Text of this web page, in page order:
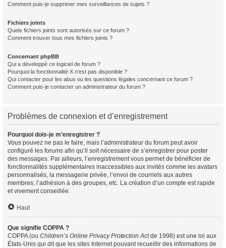
Comment puis-je supprimer mes surveillances de sujets ?
Fichiers joints
Quels fichiers joints sont autorisés sur ce forum ?
Comment trouver tous mes fichiers joints ?
Concernant phpBB
Qui a développé ce logiciel de forum ?
Pourquoi la fonctionnalité X n’est pas disponible ?
Qui contacter pour les abus ou les questions légales concernant ce forum ?
Comment puis-je contacter un administrateur du forum ?
Problèmes de connexion et d’enregistrement
Pourquoi dois-je m’enregistrer ?
Vous pouvez ne pas le faire, mais l’administrateur du forum peut avoir
configuré les forums afin qu’il soit nécessaire de s’enregistrer pour poster
des messages. Par ailleurs, l’enregistrement vous permet de bénéficier de
fonctionnalités supplémentaires inaccessibles aux invités comme les avatars
personnalisés, la messagerie privée, l’envoi de courriels aux autres
membres, l’adhésion à des groupes, etc. La création d’un compte est rapide
et vivement conseillée.
Haut
Que signifie COPPA ?
COPPA (ou Children’s Online Privacy Protection Actde 1998) est une loi aux
États-Unis qui dit que les sites Internet pouvant recueillir des informations de